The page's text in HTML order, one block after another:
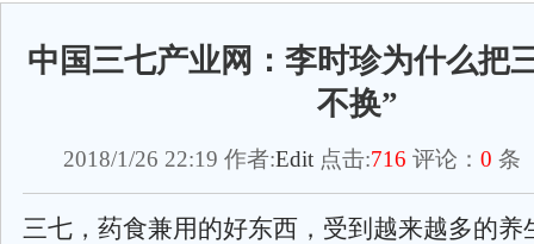
中国三七产业网：李时珍为什么把
不换”
2018/1/26 22:19 作者:Edit 点击:716 评论： 0 条
三七，药食兼用的好东西，受到越来越多的养